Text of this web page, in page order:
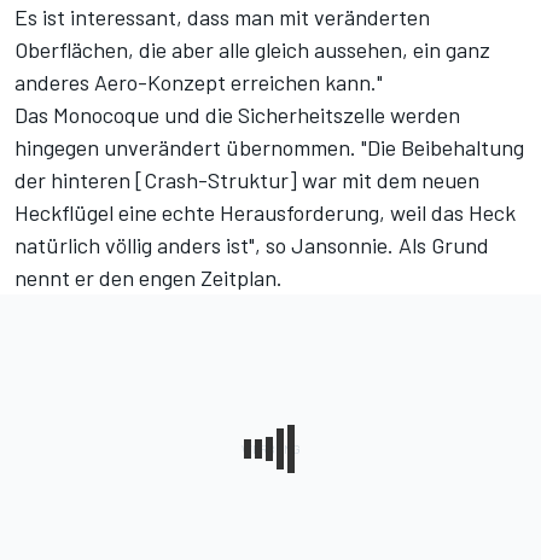
Es ist interessant, dass man mit veränderten
Oberflächen, die aber alle gleich aussehen, ein ganz
anderes Aero-Konzept erreichen kann."
Das Monocoque und die Sicherheitszelle werden
hingegen unverändert übernommen. "Die Beibehaltung
der hinteren [Crash-Struktur] war mit dem neuen
Heckflügel eine echte Herausforderung, weil das Heck
natürlich völlig anders ist", so Jansonnie. Als Grund
nennt er den engen Zeitplan.